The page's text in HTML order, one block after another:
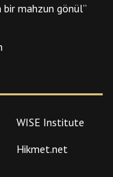
bir mahzun gönül”
WISE Institute
Hikmet.net